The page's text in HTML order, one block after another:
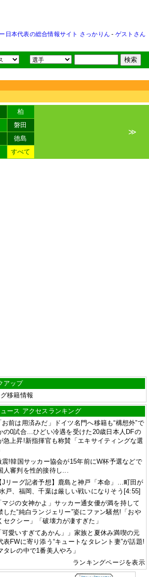
日本代表の総合情報サイト さっかりん - ゲストさん
柏
磐田
徳島
すべて
≫
アップ
移籍情報
ース アクセスランキング
お前は用済みだ」ドイツ名門へ移籍も“構想外”で
の0試合…ひどい冷遇を受けた20歳日本人DFの
急上昇!新指揮官も称賛「エキサイティングな選
震!韓国サッカー協会が15年前にW杯予選などで
人審判を性的接待し...
Jリーグ記者予想】鹿島と神戸「本命」…町田が
戸、福岡、千葉は厳しい戦いになりそう[4:55]
マジの女神かよ」サッカー通女優が満を持して
した“純白ランジェリー”姿にファン騒然!「おや
セクシー」「破壊力が凄すぎた」
可愛いすぎてあかん」」家族と夏休み満喫の元
表FWに寄り添う“キュートなタレント妻”が話題!
タレの中で1番美人やろ」
ランキングページを表示